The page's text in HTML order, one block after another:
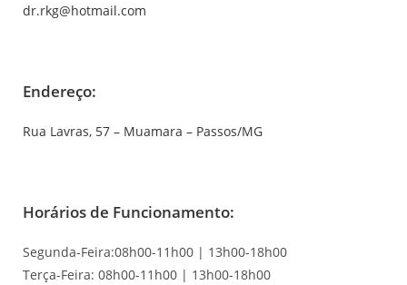
dr.rkg@hotmail.com
Endereço:
Rua Lavras, 57 – Muamara – Passos/MG
Horários de Funcionamento:
Segunda-Feira:08h00-11h00 | 13h00-18h00
Terça-Feira: 08h00-11h00 | 13h00-18h00